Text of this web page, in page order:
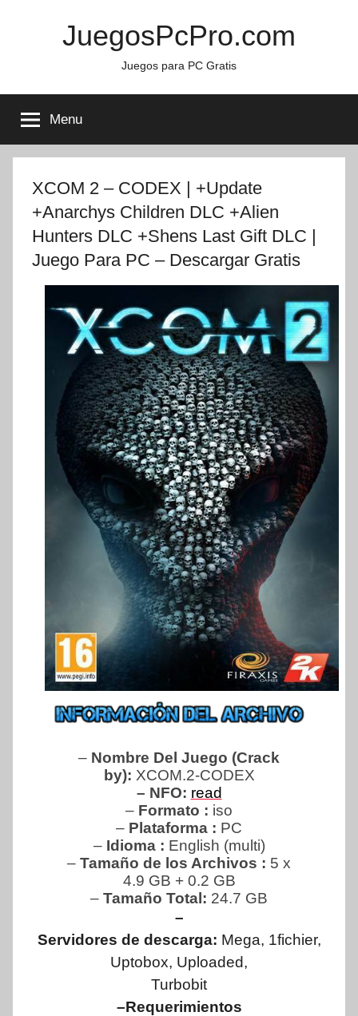
JuegosPcPro.com
Juegos para PC Gratis
Menu
XCOM 2 – CODEX | +Update
+Anarchys Children DLC +Alien
Hunters DLC +Shens Last Gift DLC |
Juego Para PC – Descargar Gratis
– Nombre Del Juego (Crack
by): XCOM.2-CODEX
– NFO: read
– Formato : iso
– Plataforma : PC
– Idioma : English (multi)
– Tamaño de los Archivos : 5 x
4.9 GB + 0.2 GB
– Tamaño Total: 24.7 GB
–
Servidores de descarga: Mega, 1fichier,
Uptobox, Uploaded,
Turbobit
–Requerimientos